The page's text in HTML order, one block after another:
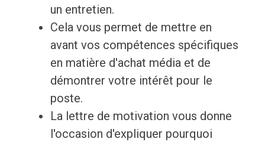
un entretien.
Cela vous permet de mettre en
avant vos compétences spécifiques
en matière d'achat média et de
démontrer votre intérêt pour le
poste.
La lettre de motivation vous donne
l'occasion d'expliquer pourquoi